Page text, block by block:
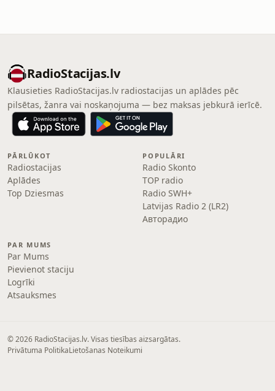
RadioStacijas.lv
Klausieties RadioStacijas.lv radiostacijas un aplādes pēc
pilsētas, žanra vai noskaņojuma — bez maksas jebkurā ierīcē.
PĀRLŪKOT
Radiostacijas
Aplādes
Top Dziesmas
POPULĀRI
Radio Skonto
TOP radio
Radio SWH+
Latvijas Radio 2 (LR2)
Авторадио
PAR MUMS
Par Mums
Pievienot staciju
Logrīki
Atsauksmes
© 2026 RadioStacijas.lv. Visas tiesības aizsargātas.
Privātuma PolitikaLietošanas Noteikumi